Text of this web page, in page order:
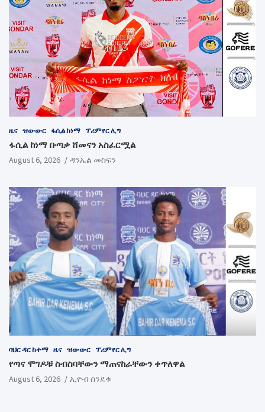
ዜና ዝውውር ፋሲል ከነማ ፕሪምየር ሊግ
ፋሲል ከነማ ቡጣቃ ሸመናን አስፈርሟል
August 6, 2026 ዳንኤል መስፍን
ባህር ዳር ከተማ ዜና ዝውውር ፕሪምየር ሊግ
የጣና ሞገዶቹ ስብስባቸውን ማጠናከራቸውን ቀጥለዋል
August 6, 2026 ኢዮብ ሰንደቁ